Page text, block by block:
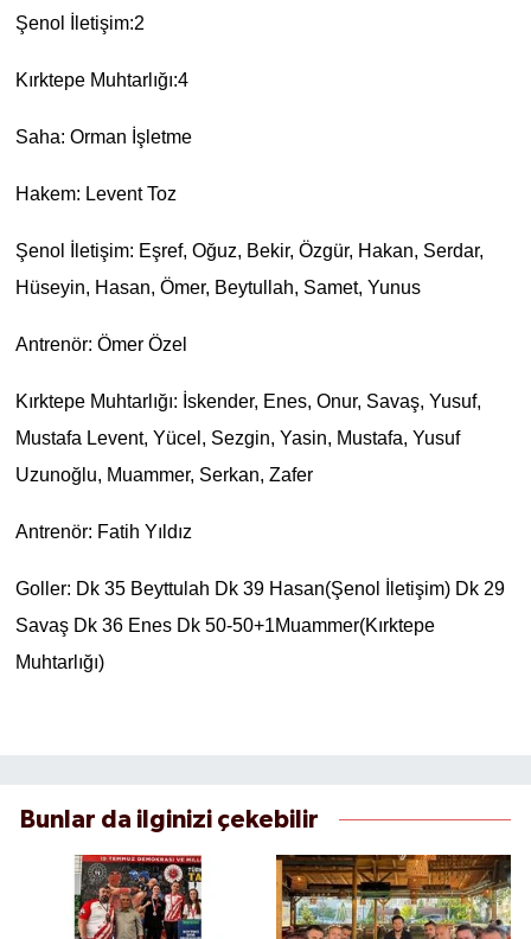
Şenol İletişim:2
Kırktepe Muhtarlığı:4
Saha: Orman İşletme
Hakem: Levent Toz
Şenol İletişim: Eşref, Oğuz, Bekir, Özgür, Hakan, Serdar,
Hüseyin, Hasan, Ömer, Beytullah, Samet, Yunus
Antrenör: Ömer Özel
Kırktepe Muhtarlığı: İskender, Enes, Onur, Savaş, Yusuf,
Mustafa Levent, Yücel, Sezgin, Yasin, Mustafa, Yusuf
Uzunoğlu, Muammer, Serkan, Zafer
Antrenör: Fatih Yıldız
Goller: Dk 35 Beyttulah Dk 39 Hasan(Şenol İletişim) Dk 29
Savaş Dk 36 Enes Dk 50-50+1Muammer(Kırktepe
Muhtarlığı)
Bunlar da ilginizi çekebilir